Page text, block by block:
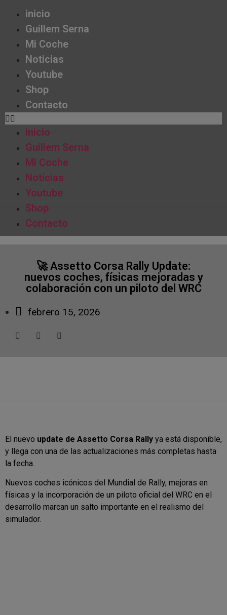
inicio
Guillem Serna
Mi Coche
Noticias
Youtube
Shop
Contacto
inicio
Guillem Serna
Mi Coche
Noticias
Youtube
Shop
Contacto
🚀 Assetto Corsa Rally Update:
nuevos coches, físicas mejoradas y
colaboración con un piloto del WRC
febrero 15, 2026
El nuevo update de Assetto Corsa Rally ya está disponible,
y llega con una de las actualizaciones más completas hasta
la fecha.
Nuevos coches icónicos del Mundial de Rally, mejoras en
físicas y la incorporación de un piloto oficial del WRC en el
desarrollo marcan un salto importante en el realismo del
simulador.